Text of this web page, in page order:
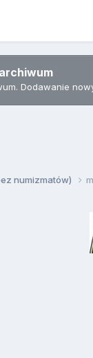
Dodawanie
numizmatów)